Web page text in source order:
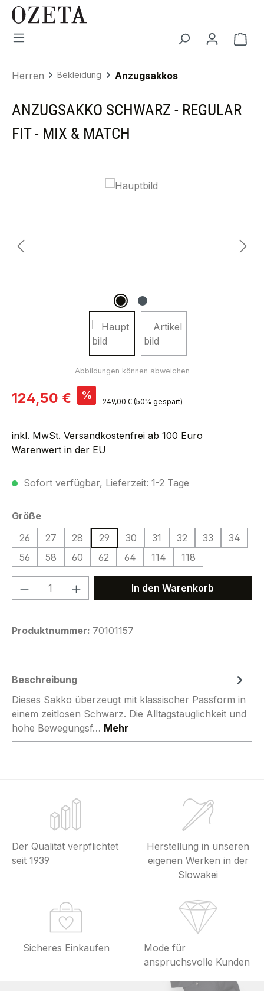
Zum Hauptinhalt springen
Herren Bekleidung Anzugsakkos
ANZUGSAKKO SCHWARZ - REGULAR
FIT - MIX & MATCH
Bildergalerie überspringen
Verkaufspreis:
124,50 € % Regulärer Preis:
249,00 € (50% gespart)
inkl. MwSt. Versandkostenfrei ab 100 Euro
Warenwert in der EU
Sofort verfügbar, Lieferzeit: 1-2 Tage
Größeauswählen
26
27 28 29 30 31 32 33
34
56
58 60 62 64 114 118
Produkt Anzahl: Gib denIn den Warenkorb
Produktnummer: 70101157
Beschreibung
Dieses Sakko überzeugt mit klassischer Passform in
einem zeitlosen Schwarz. Die Alltagstauglichkeit und
hohe Bewegungsf… Mehr
Der Qualität verpflichtet
seit 1939
Herstellung in unseren
eigenen Werken in der
Slowakei
Sicheres Einkaufen
Mode für
anspruchsvolle Kunden